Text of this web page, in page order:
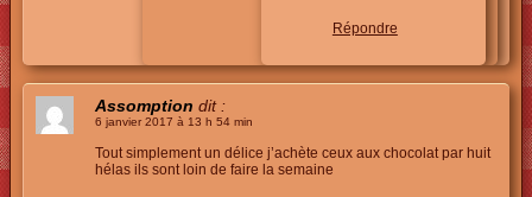
Répondre
Assomption dit :
6 janvier 2017 à 13 h 54 min
Tout simplement un délice j’achète ceux aux chocolat par huit
hélas ils sont loin de faire la semaine